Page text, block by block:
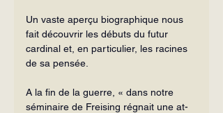
Un vaste aperçu biographique nous
fait découvrir les débuts du futur
cardinal et, en particulier, les racines
de sa pensée.
A la fin de la guerre, « dans notre
séminaire de Freising régnait une at­